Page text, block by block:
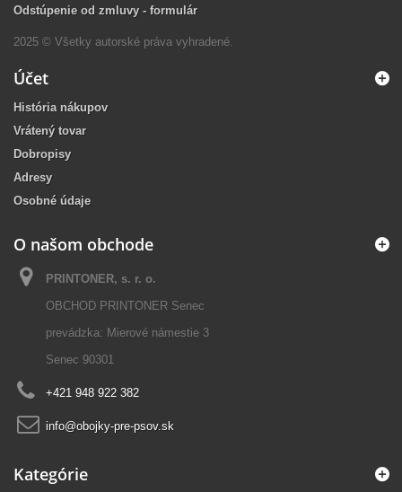
Odstúpenie od zmluvy - formulár
2025 © Všetky autorské práva vyhradené.
Účet
História nákupov
Vrátený tovar
Dobropisy
Adresy
Osobné údaje
O našom obchode
PRINTONER, s. r. o.
OBCHOD PRINTONER Senec
prevádzka: Mierové námestie 3
Senec 90301
+421 948 922 382
info@obojky-pre-psov.sk
Kategórie